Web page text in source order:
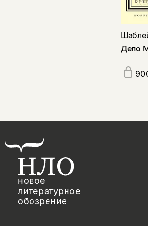
Дело
новое
литературное
обозрение